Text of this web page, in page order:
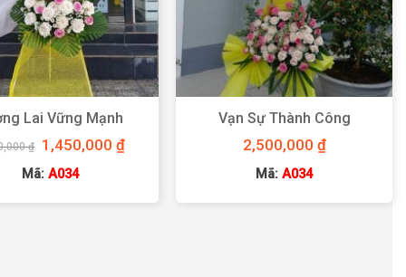
Lai Vững Mạnh
₫
Giá
gốc
là:
1,500,000 ₫.
1,450,000 ₫Giá
hiện
Mã: A034
Vạn Sự Thành Công
2,500,000 ₫
Mã:A034